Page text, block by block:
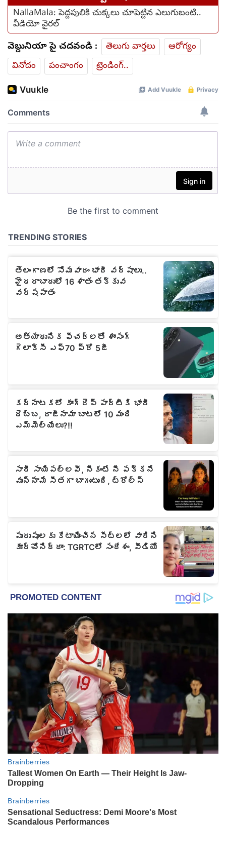
NallaMala: పెద్దపులికి చుక్కలు చూపెట్టిన ఎలుగుబంటి..
వీడియో వైరల్
వెబ్దునియా పై చదవండి : తెలుగు వార్తలు
ఆరోగ్యం
వినోదం
పంచాంగం ట్రెండింగ్..